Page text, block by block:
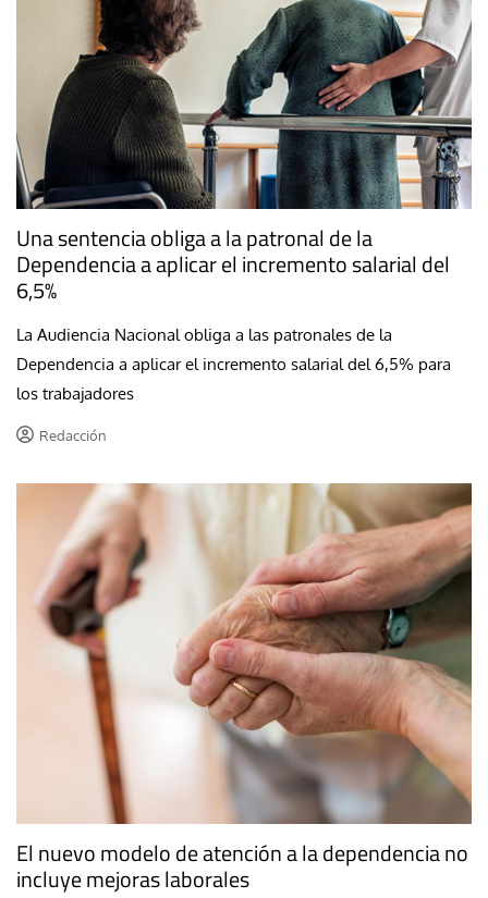
Una sentencia obliga a la patronal de la
Dependencia a aplicar el incremento salarial del
6,5%
La Audiencia Nacional obliga a las patronales de la
Dependencia a aplicar el incremento salarial del 6,5% para
los trabajadores
Redacción
El nuevo modelo de atención a la dependencia no
incluye mejoras laborales